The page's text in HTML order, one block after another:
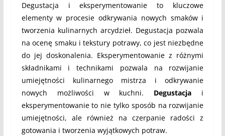
Degustacja i eksperymentowanie to kluczowe
elementy w procesie odkrywania nowych smaków i
tworzenia kulinarnych arcydzieł. Degustacja pozwala
na ocenę smaku i tekstury potrawy, co jest niezbędne
do jej doskonalenia. Eksperymentowanie z różnymi
składnikami i technikami pozwala na rozwijanie
umiejętności kulinarnego mistrza i odkrywanie
nowych możliwości w kuchni. Degustacja i
eksperymentowanie to nie tylko sposób na rozwijanie
umiejętności, ale również na czerpanie radości z
gotowania i tworzenia wyjątkowych potraw.